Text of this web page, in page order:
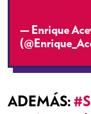
— Enrique
ADEMÁS: